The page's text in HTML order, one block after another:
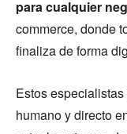
para cualquier
commerce, donde
finaliza de forma
Estos
humano y directo